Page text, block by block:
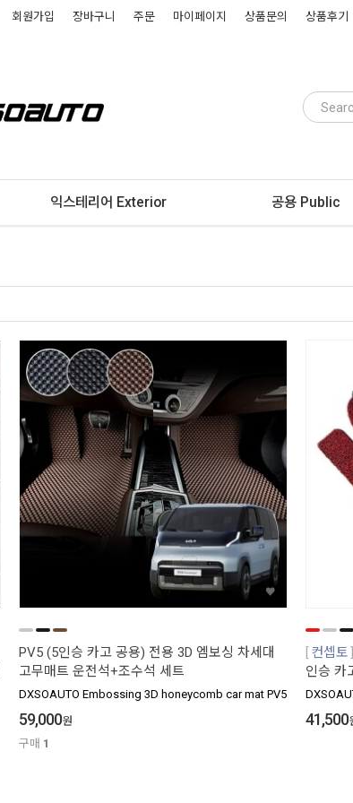
회원가입 장바구니 주문 마이페이지 상품문의 상품후기
익스테리어 Exterior 공용 Public
PV5 (5인승 카고 공용) 전용 3D 엠보싱 차세대
고무매트 운전석+조수석 세트
DXSOAUTO Embossing 3D honeycomb car mat PV5
59,000원
구매 1
컨셉토
인승 카
41,500